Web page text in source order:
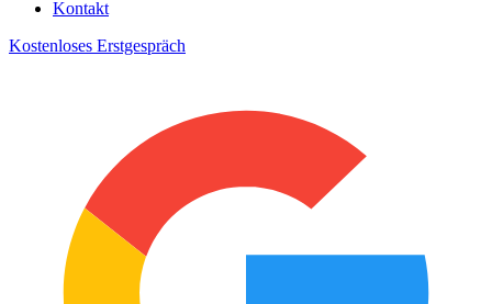
Kontakt
Kostenloses Erstgespräch